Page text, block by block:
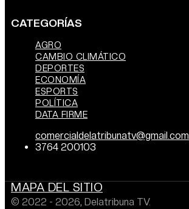
CATEGORÍAS
AGRO
CAMBIO CLIMÁTICO
DEPORTES
ECONOMÍA
ESPORTS
POLÍTICA
DATA FIRME
comercialdelatribunatv@gmail.com
3764 200103
MAPA DEL SITIO
© 2022 - 2026, Delatribuna TV.